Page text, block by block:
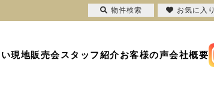
現地販売会スタッフ紹介お客様の声会社概要
物件検索 お気に入り